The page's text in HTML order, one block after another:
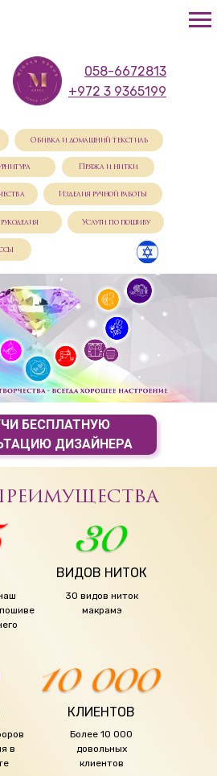
+972 3 9365199
058-6672813
Пряжа и нитки
Услуги по пошиву
Обивка и домашний текстиль
Изделия ручной работы
БЕСПЛАТНУЮ
ДИЗАЙНЕРА
КЛИЕНТОВ
ВИДОВ НИТОК
в
Более 10 000
довольных
клиентов
30 видов ниток
макрамэ